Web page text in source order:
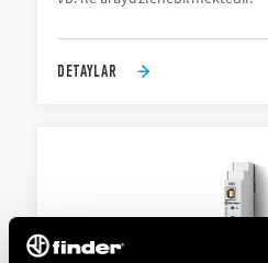
DETAYLAR